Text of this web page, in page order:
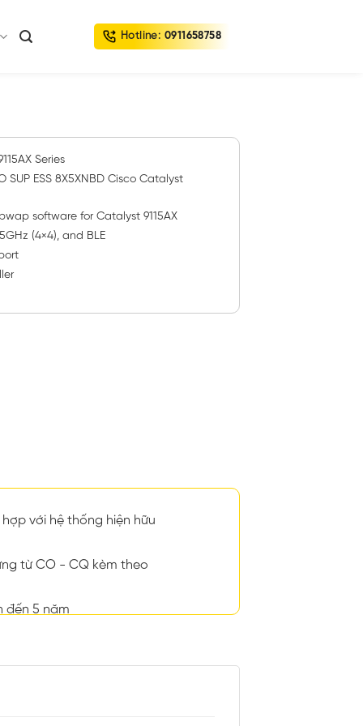
Hotline: 0911658758
Series
SUP ESS 8X5XNBD Cisco Catalyst
software for Catalyst 9115AX
(4×4), and BLE
hợp với hệ thống hiện hữu
từ CO - CQ kèm theo
đến 5 năm